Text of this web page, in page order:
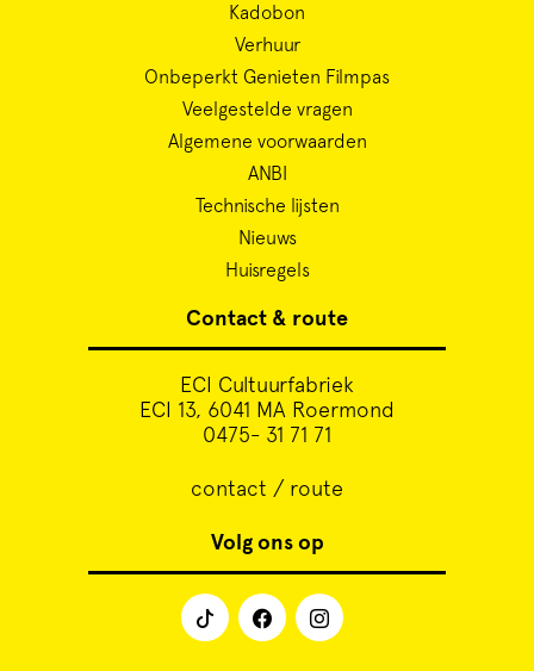
Kadobon
Verhuur
Onbeperkt Genieten Filmpas
Veelgestelde vragen
Algemene voorwaarden
ANBI
Technische lijsten
Nieuws
Huisregels
Contact & route
ECI Cultuurfabriek
ECI 13, 6041 MA Roermond
0475- 31 71 71
contact / route
Volg ons op